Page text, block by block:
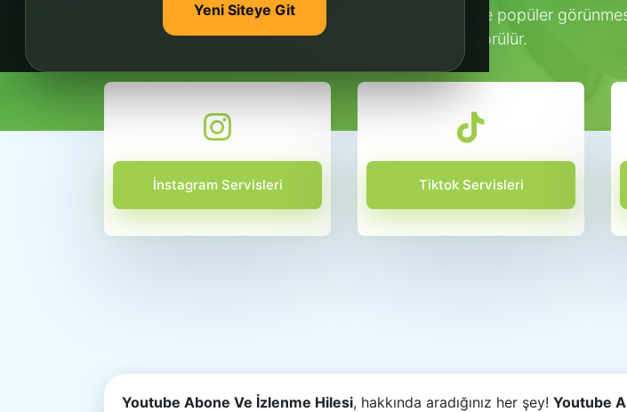
Yeni Siteye Git
Youtube abone ve izlenme hilesi kanalınızın kaliteli ve popüler
sağlar. Bu sayede abone sayınızda daha çok artış görülür.
İnstagram Servisleri Tiktok Servisleri
Youtube Abone Ve İzlenme Hilesi, hakkında aradığınız her şey! Youtube